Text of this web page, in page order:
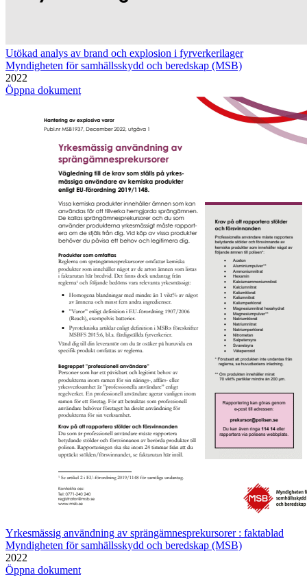
Utökad analys av brand och explosion i fyrverkerilager
Myndigheten för samhällsskydd och beredskap (MSB)
2022
Öppna dokument
Yrkesmässig användning av sprängämnesprekursorer : faktablad
Myndigheten för samhällsskydd och beredskap (MSB)
2022
Öppna dokument